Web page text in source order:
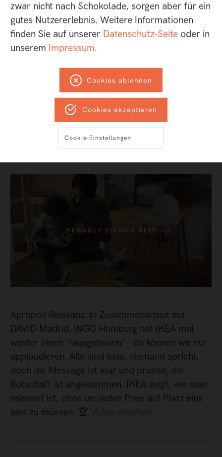
1) Insider: Der Titel bezieht sich auf einen Blog aus den 2000er
Jahren mit dem treffenden Titel "Signal vs. Noise".
2)https://www.ard-zdf-onlinestudie.de/
IKEA und die Kunst der
Relevanz
Apropos Relevanz: In Zusammenarbeit mit
DAVID Madrid, INGO Hamburg hat IKEA mal
wieder einen "rausgehauen" – da können wir nur
applaudieren. Alle sind leise, niemand spricht,
doch die Message ist klar und präzise, die
Botschaft ist angekommen. IKEA zeigt, wie man
relevant ist, ohne um jeden Preis auf Platz eins
sein zu müssen. 🏆 Video ansehen
zwar nicht nach Schokolade, sorgen aber für ein
gutes Nutzererlebnis. Weitere Informationen
finden Sie auf unserer Datenschutz-Seite oder in
unserem Impressum.
Cookies ablehnen
Cookies akzeptieren
Cookie-Einstellungen